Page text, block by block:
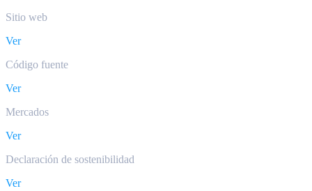
Sitio web
Ver
Código fuente
Ver
Mercados
Ver
Declaración de sostenibilidad
Ver